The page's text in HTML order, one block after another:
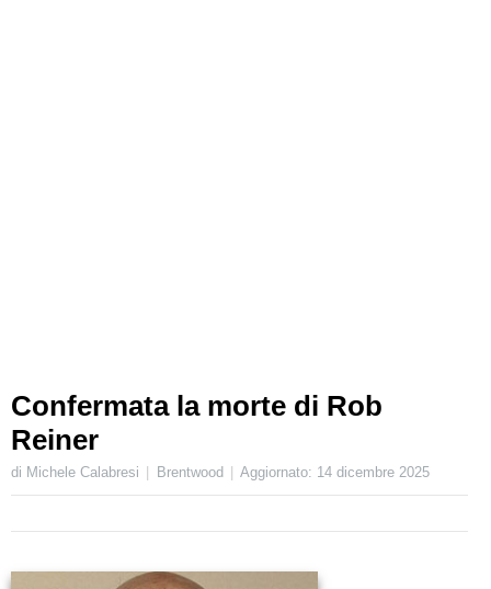
Confermata la morte di Rob
Reiner
di Michele Calabresi Brentwood Aggiornato: 14 dicembre 2025